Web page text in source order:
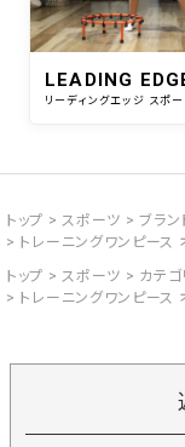
LEADING
リーディングエッジ スポー
トップ スポーツ ブラン
トレーニングワンピー
トップ
スポーツ カテゴ
トレーニングワンピー